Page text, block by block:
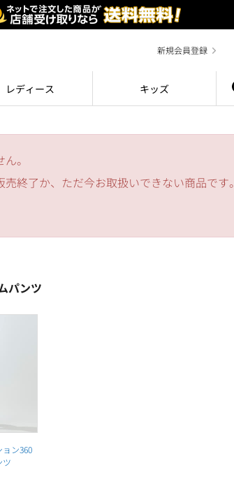
新規会員登録
レディース キッズ
。
終了か、ただ今お取扱いできない商品です。
パンツ
ン360
ツ